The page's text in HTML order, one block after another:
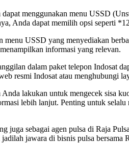
menggunakan menu USSD
Anda dapat memilih opsi seperti
USSD yang menyediakan
informasi yang relevan.
dalam paket telepon Indosat
resmi Indosat atau menghubungi
lakukan untuk mengecek sisa
lebih lanjut. Penting untuk
juga sebagai agen pulsa di Raja
jawara di bisnis pulsa bersama